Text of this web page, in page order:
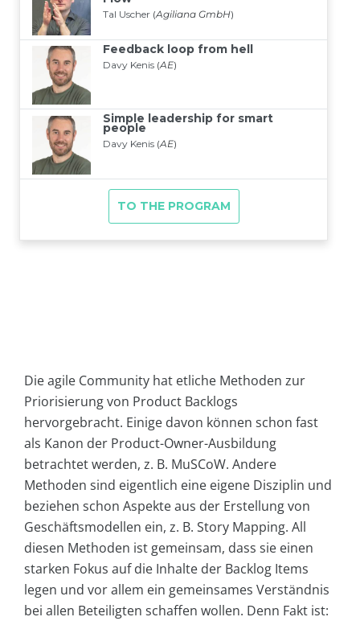
Die agile Community hat etliche Methoden zur
Priorisierung von Product Backlogs
hervorgebracht. Einige davon können schon fast
als Kanon der Product-Owner-Ausbildung
betrachtet werden, z. B. MuSCoW. Andere
Methoden sind eigentlich eine eigene Disziplin und
beziehen schon Aspekte aus der Erstellung von
Geschäftsmodellen ein, z. B. Story Mapping. All
diesen Methoden ist gemeinsam, dass sie einen
starken Fokus auf die Inhalte der Backlog Items
legen und vor allem ein gemeinsames Verständnis
bei allen Beteiligten schaffen wollen. Denn Fakt ist: